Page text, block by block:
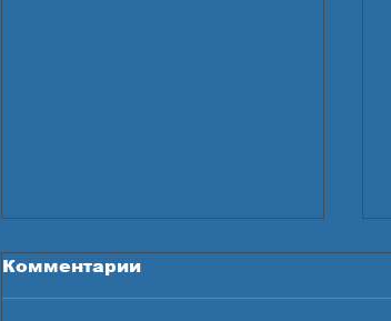
Комментарии